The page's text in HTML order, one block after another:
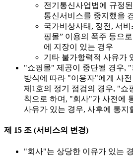
전기통신사업법에 규정
통신서비스를 중지했을
국가비상사태, 정전, 서
핑몰” 이용의 폭주 등으
에 지장이 있는 경우
기타 불가항력적 사유가
"쇼핑몰" 제공이 중단될 경우,
방식에 따라 "이용자"에게 사
제1호의 정기 점검의 경우, "쇼
칙으로 하며, "회사"가 사전에
사유가 있는 경우, 사후에 통지
제 15 조 (서비스의 변경)
"회사"는 상당한 이유가 있는